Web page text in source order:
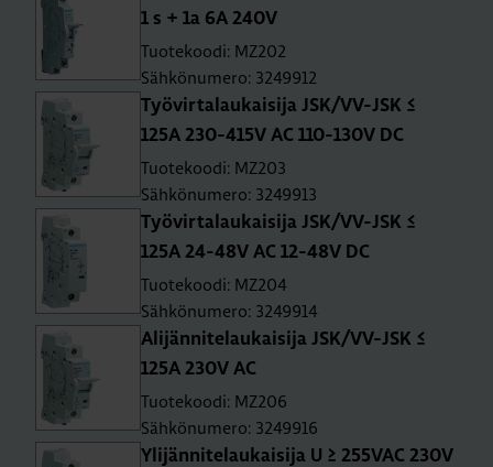
1 s + 1a 6A 240V
Tuotekoodi: MZ202
Sähkönumero: 3249912
Työ­vir­ta­lau­kai­si­ja JSK/VV-JSK ≤
125A 230-415V AC 110-130V DC
Tuotekoodi: MZ203
Sähkönumero: 3249913
Työ­vir­ta­lau­kai­si­ja JSK/VV-JSK ≤
125A 24-48V AC 12-48V DC
Tuotekoodi: MZ204
Sähkönumero: 3249914
Ali­jän­ni­te­lau­kai­si­ja JSK/VV-JSK ≤
125A 230V AC
Tuotekoodi: MZ206
Sähkönumero: 3249916
Yli­jän­ni­te­lau­kai­si­ja U ≥ 255­VAC 230V